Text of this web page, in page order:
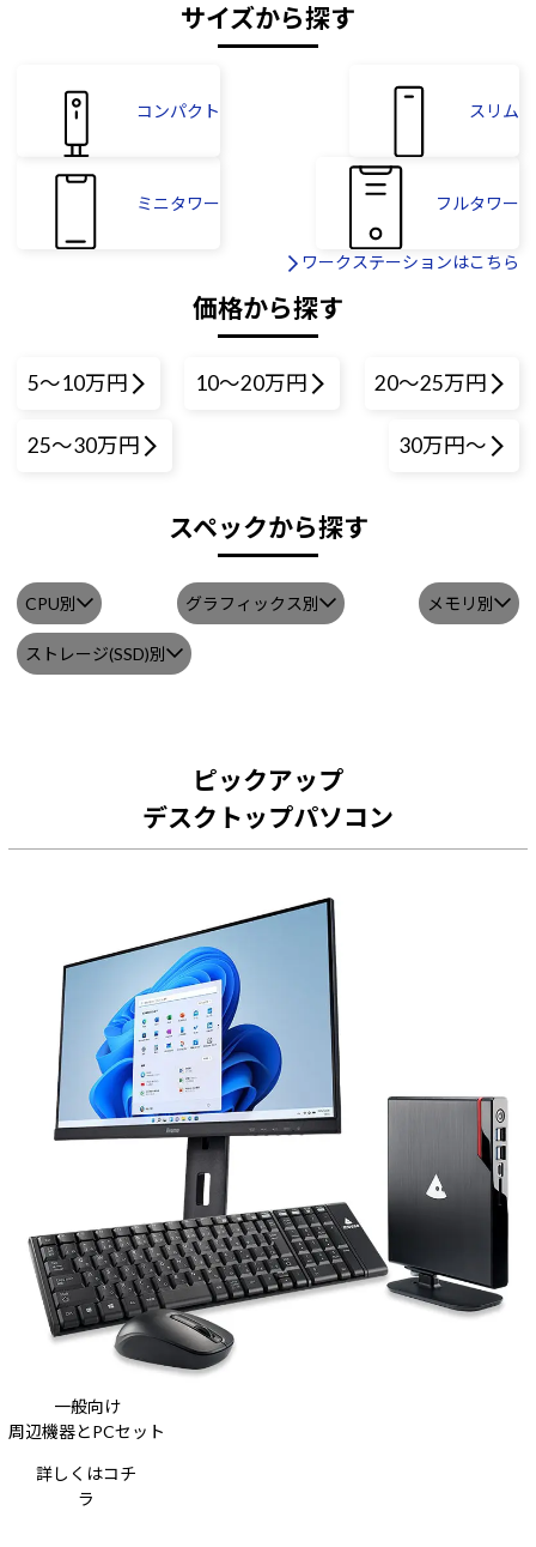
サイズから探す
コンパクト スリム
ミニタワー フルタワー
ワークステーションはこちら
価格から探す
5～10万円 10～20万円 20～25万円
25～30万円 30万円～
スペックから探す
CPU別 グラフィックス別 メモリ別
ストレージ(SSD)別
ピックアップ
デスクトップパソコン
一般向け
周辺機器とPCセット
詳しくはコチ
ラ